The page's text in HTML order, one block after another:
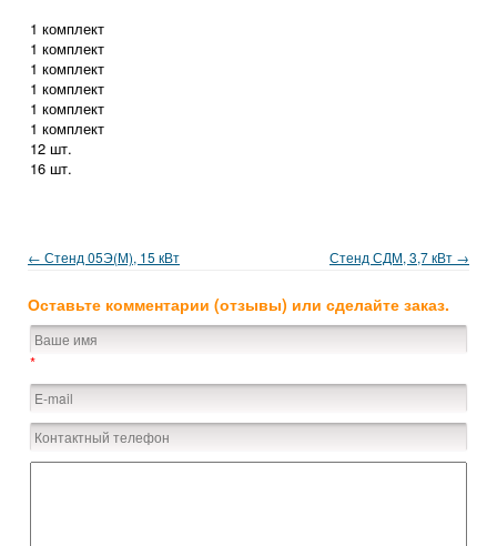
1 комплект
1 комплект
1 комплект
1 комплект
1 комплект
1 комплект
12 шт.
16 шт.
← Стенд 05Э(М), 15 кВт Стенд СДМ, 3,7 кВт →
Оставьте комментарии (отзывы) или сделайте заказ.
*